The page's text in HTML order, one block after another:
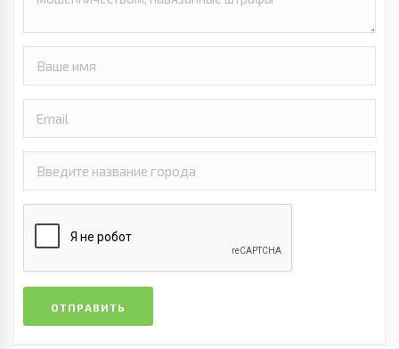
ОТПРАВИТЬ